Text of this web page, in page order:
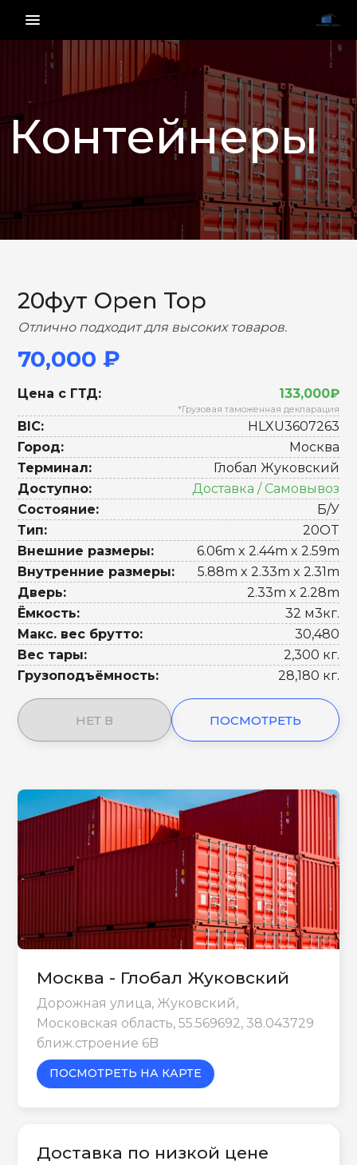
menu_vert
Контейнеры
НАЗАД ВПЕРЕД
20фут Open Top
Отлично подходит для высоких товаров.
70,000 ₽
Цена с ГТД: 133,000₽
*Грузовая таможенная декларация
BIC:
HLXU3607263
Город:
Москва
Терминал:
Глобал Жуковский
Доступно:
Доставка / Самовывоз
Состояние:
Б/У
Тип:
20OT
Внешние размеры:
6.06m x 2.44m x 2.59m
Внутренние размеры:
5.88m x 2.33m x 2.31m
Дверь:
2.33m x 2.28m
Ёмкость:
32 м3кг.
Макс. вес брутто:
30,480
Вес тары:
2,300 кг.
Грузоподъёмность:
28,180 кг.
НЕТ В ПОСМОТРЕТЬ
Москва - Глобал Жуковский
Дорожная улица, Жуковский,
Московская область, 55.569692, 38.043729
ближ.строение 6B
ПОСМОТРЕТЬ НА КАРТЕ
Доставка по низкой цене